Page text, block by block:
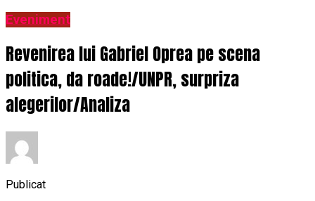
Eveniment
Revenirea lui Gabriel Oprea pe scena
politica, da roade!/UNPR, surpriza
alegerilor/Analiza
Publicat